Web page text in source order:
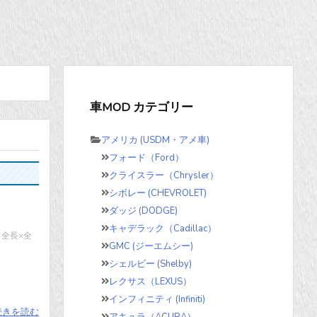
長×全
を読む
車MOD カテゴリー
アメリカ (USDM・アメ車)
フォード（Ford）
クライスラー（Chrysler）
シボレー (CHEVROLET)
ダッジ (DODGE)
キャデラック（Cadillac）
GMC (ジーエムシー)
シェルビー (Shelby)
レクサス（LEXUS）
インフィニティ (Infiniti)